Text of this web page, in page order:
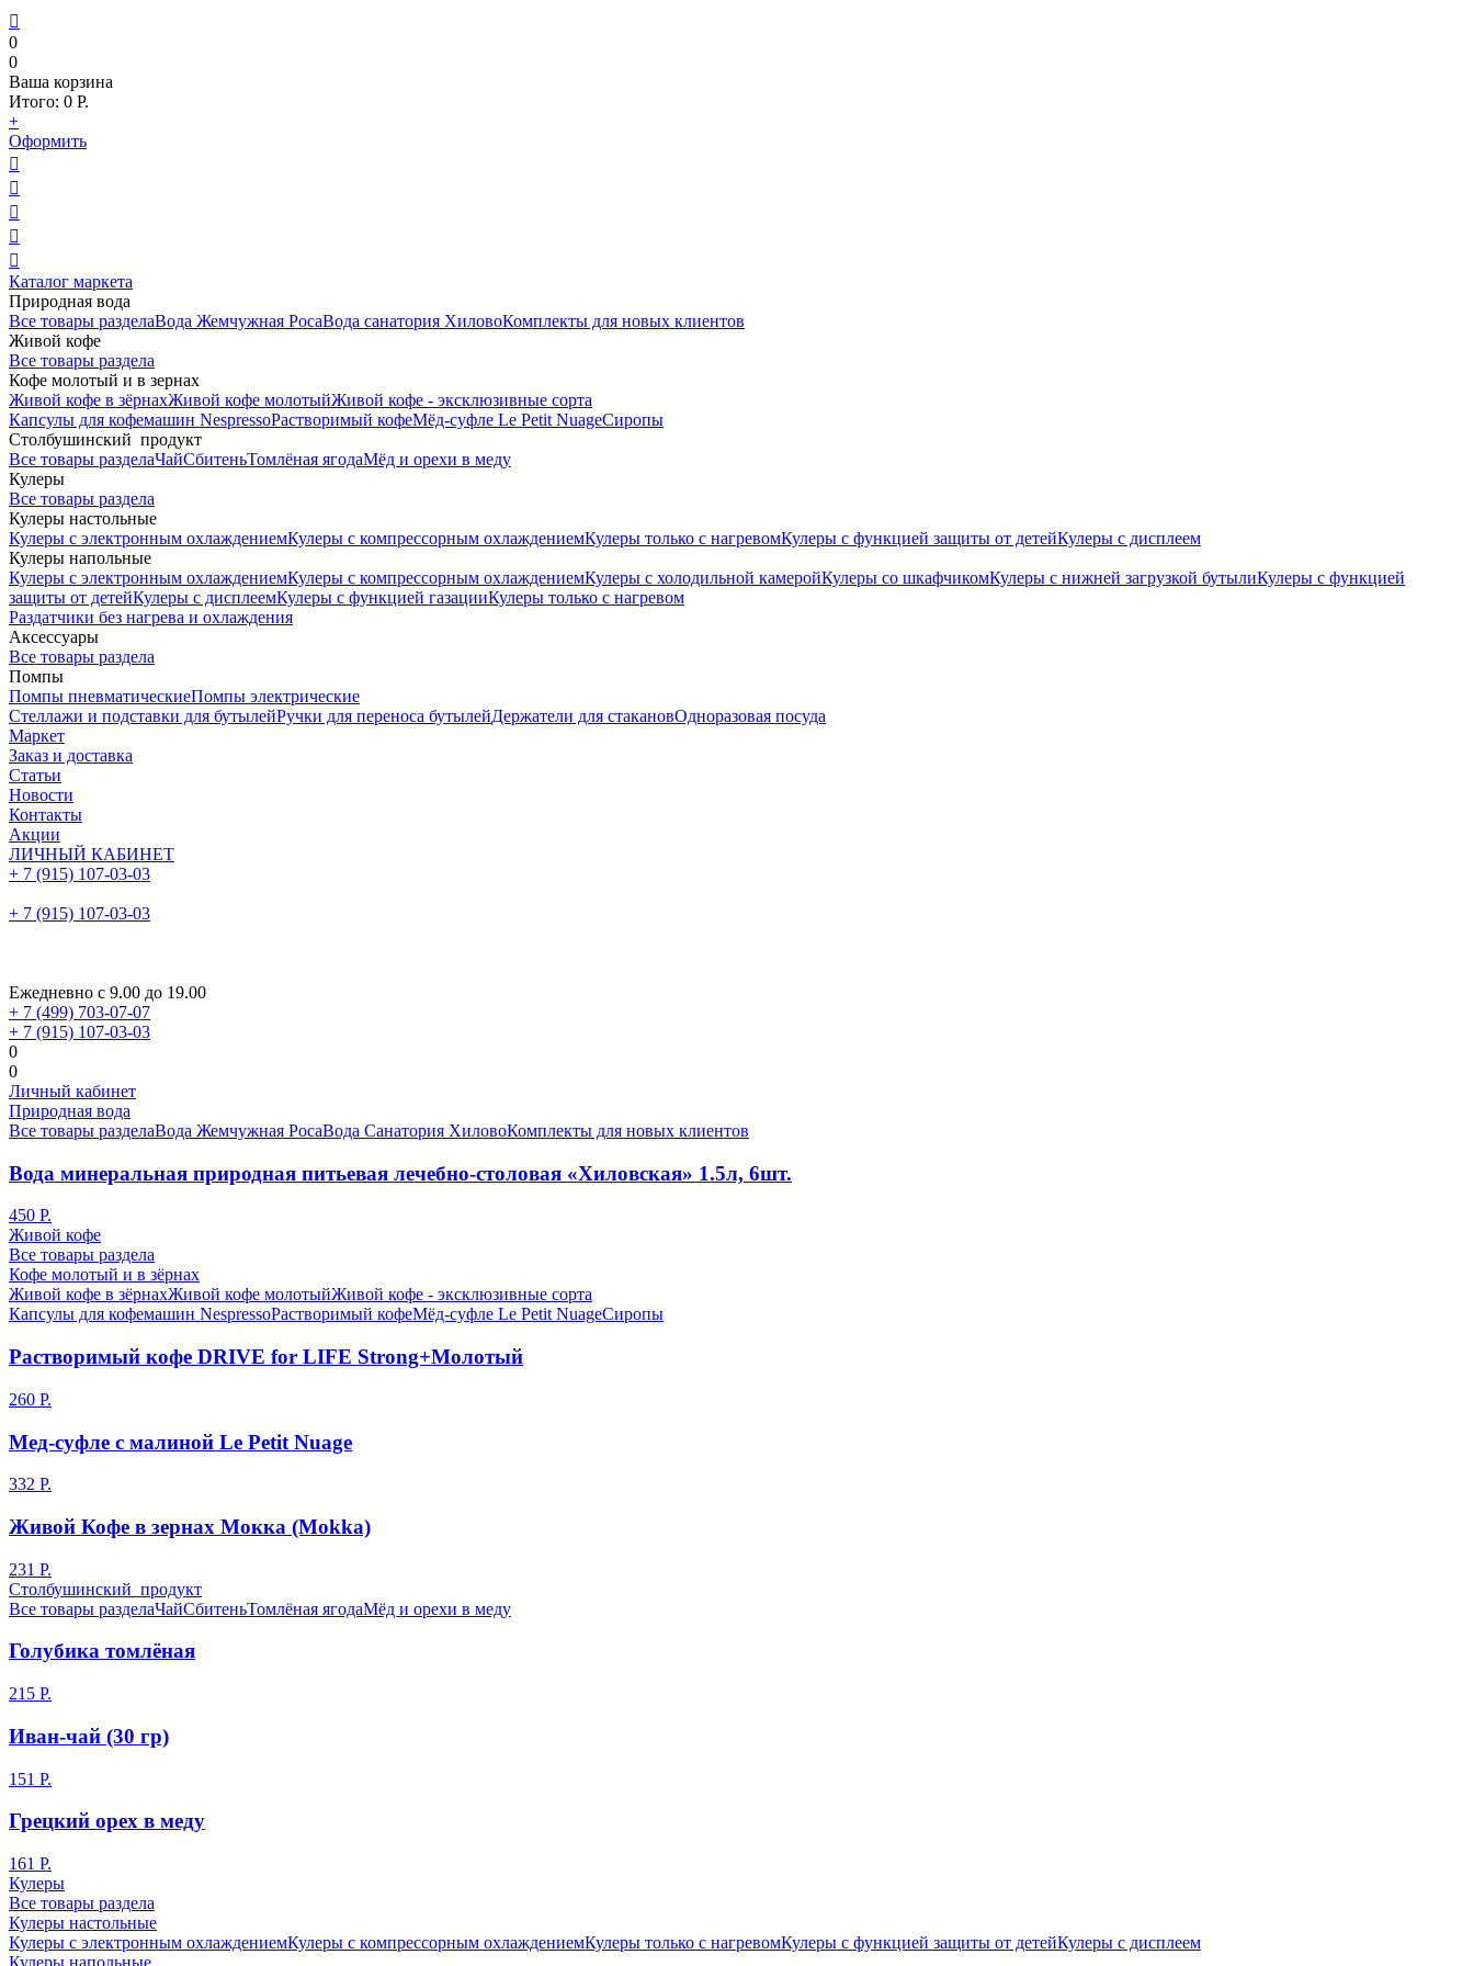

0
0
Ваша корзина
Итого: 0 Р.
+
Оформить





Каталог маркета
Природная вода
Все товары разделаВода Жемчужная РосаВода санатория ХиловоКомплекты для новых клиентов
Живой кофе
Все товары раздела
Кофе молотый и в зернах
Живой кофе в зёрнахЖивой кофе молотыйЖивой кофе - эксклюзивные сорта
Капсулы для кофемашин NespressoРастворимый кофеМёд-суфле Le Petit NuageСиропы
Столбушинский продукт
Все товары разделаЧайСбитеньТомлёная ягодаМёд и орехи в меду
Кулеры
Все товары раздела
Кулеры настольные
Кулеры с электронным охлаждениемКулеры с компрессорным охлаждениемКулеры только с нагревомКулеры с функцией защиты от детейКулеры с дисплеем
Кулеры напольные
Кулеры с электронным охлаждениемКулеры с компрессорным охлаждениемКулеры с холодильной камеройКулеры со шкафчикомКулеры с нижней загрузкой бутылиКулеры с функцией
защиты от детейКулеры с дисплеемКулеры с функцией газацииКулеры только с нагревом
Раздатчики без нагрева и охлаждения
Аксессуары
Все товары раздела
Помпы
Помпы пневматическиеПомпы электрические
Стеллажи и подставки для бутылейРучки для переноса бутылейДержатели для стакановОдноразовая посуда
Маркет
Заказ и доставка
Статьи
Новости
Контакты
Акции
ЛИЧНЫЙ КАБИНЕТ
+ 7 (915) 107-03-03
+ 7 (915) 107-03-03
Ежедневно с 9.00 до 19.00
+ 7 (499) 703-07-07
+ 7 (915) 107-03-03
0
0
Личный кабинет
Природная вода
Все товары разделаВода Жемчужная РосаВода Санатория ХиловоКомплекты для новых клиентов
Вода минеральная природная питьевая лечебно-столовая «Хиловская» 1.5л, 6шт.
450 Р.
Живой кофе
Все товары раздела
Кофе молотый и в зёрнах
Живой кофе в зёрнахЖивой кофе молотыйЖивой кофе - эксклюзивные сорта
Капсулы для кофемашин NespressoРастворимый кофеМёд-суфле Le Petit NuageСиропы
Растворимый кофе DRIVE for LIFE Strong+Молотый
260 Р.
Мед-суфле с малиной Le Petit Nuage
332 Р.
Живой Кофе в зернах Мокка (Mokka)
231 Р.
Столбушинский продукт
Все товары разделаЧайСбитеньТомлёная ягодаМёд и орехи в меду
Голубика томлёная
215 Р.
Иван-чай (30 гр)
151 Р.
Грецкий орех в меду
161 Р.
Кулеры
Все товары раздела
Кулеры настольные
Кулеры с электронным охлаждениемКулеры с компрессорным охлаждениемКулеры только с нагревомКулеры с функцией защиты от детейКулеры с дисплеем
Кулеры напольные